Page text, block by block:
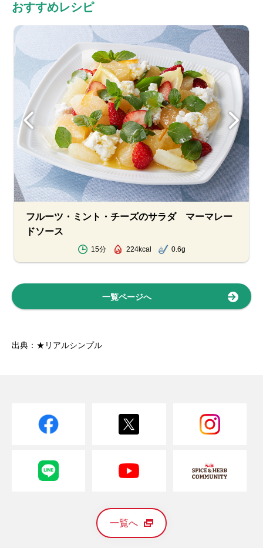
おすすめレシピ
フルーツ・ミント・チーズのサラダ マーマレー
ドソース
15分 224kcal 0.6g
一覧ページへ
出典：★リアルシンプル
一覧へ